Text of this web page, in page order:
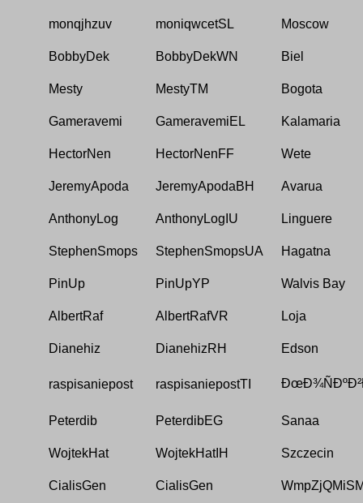
monqjhzuv moniqwcetSL Moscow
BobbyDek BobbyDekWN Biel
Mesty MestyTM Bogota
Gameravemi GameravemiEL Kalamaria
HectorNen HectorNenFF Wete
JeremyApoda JeremyApodaBH Avarua
AnthonyLog AnthonyLogIU Linguere
StephenSmops StephenSmopsUA Hagatna
PinUp PinUpYP Walvis Bay
AlbertRaf AlbertRafVR Loja
Dianehiz DianehizRH Edson
raspisaniepost raspisaniepostTI
Peterdib PeterdibEG Sanaa
WojtekHat WojtekHatIH Szczecin
CialisGen CialisGen